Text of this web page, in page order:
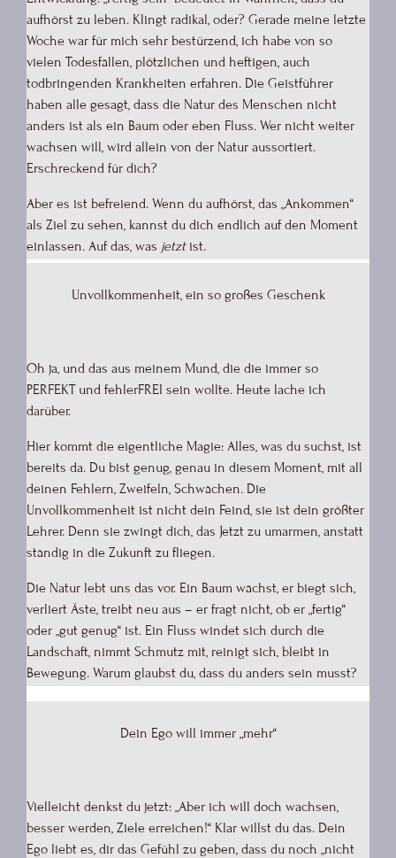
aufhörst zu leben. Klingt radikal, oder? Gerade meine letzte
Woche war für mich sehr bestürzend, ich habe von so
vielen Todesfällen, plötzlichen und heftigen, auch
todbringenden Krankheiten erfahren. Die Geistführer
haben alle gesagt, dass die Natur des Menschen nicht
anders ist als ein Baum oder eben Fluss. Wer nicht weiter
wachsen will, wird allein von der Natur aussortiert.
Erschreckend für dich?
Aber es ist befreiend. Wenn du aufhörst, das „Ankommen“
als Ziel zu sehen, kannst du dich endlich auf den Moment
einlassen. Auf das, was jetztist.
Unvollkommenheit, ein so großes Geschenk
Oh ja, und das aus meinem Mund, die die immer so
PERFEKT und fehlerFREI sein wollte. Heute lache ich
darüber.
Hier kommt die eigentliche Magie: Alles, was du suchst, ist
bereits da. Du bist genug, genau in diesem Moment, mit all
deinen Fehlern, Zweifeln, Schwächen. Die
Unvollkommenheit ist nicht dein Feind, sie ist dein größter
Lehrer. Denn sie zwingt dich, das Jetzt zu umarmen, anstatt
ständig in die Zukunft zu fliegen.
Die Natur lebt uns das vor. Ein Baum wächst, er biegt sich,
verliert Äste, treibt neu aus – er fragt nicht, ob er „fertig“
oder „gut genug“ ist. Ein Fluss windet sich durch die
Landschaft, nimmt Schmutz mit, reinigt sich, bleibt in
Bewegung. Warum glaubst du, dass du anders sein musst?
Dein Ego will immer „mehr“
Vielleicht denkst du jetzt: „Aber ich will doch wachsen,
besser werden, Ziele erreichen!“ Klar willst du das. Dein
Ego liebt es, dir das Gefühl zu geben, dass du noch „nicht